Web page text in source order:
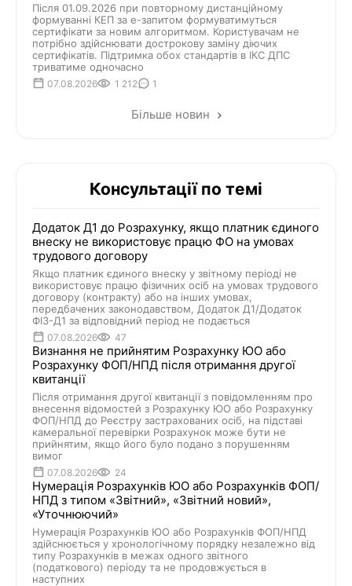
Після 01.09.2026 при повторному дистанційному
формуванні КЕП за е-запитом формуватимуться
сертифікати за новим алгоритмом. Користувачам не
потрібно здійснювати дострокову заміну діючих
сертифікатів. Підтримка обох стандартів в ІКС ДПС
триватиме одночасно
07.08.2026 1 212 1
Більше новин
Консультації по темі
Додаток Д1 до Розрахунку, якщо платник єдиного
внеску не використовує працю ФО на умовах
трудового договору
Якщо платник єдиного внеску у звітному періоді не
використовує працю фізичних осіб на умовах трудового
договору (контракту) або на інших умовах,
передбачених законодавством, Додаток Д1/Додаток
ФІЗ-Д1 за відповідний період не подається
07.08.2026 47
Визнання не прийнятим Розрахунку ЮО або
Розрахунку ФОП/НПД після отримання другої
квитанції
Після отримання другої квитанції з повідомленням про
внесення відомостей з Розрахунку ЮО або Розрахунку
ФОП/НПД до Реєстру застрахованих осіб, на підставі
камеральної перевірки Розрахунок може бути не
прийнятим, якщо його було подано з порушенням
вимог
07.08.2026 24
Нумерація Розрахунків ЮО або Розрахунків ФОП/
НПД з типом «Звітний», «Звітний новий»,
«Уточнюючий»
Нумерація Розрахунків ЮО або Розрахунків ФОП/НПД
здійснюється у хронологічному порядку незалежно від
типу Розрахунків в межах одного звітного
(податкового) періоду та не продовжується в
наступних